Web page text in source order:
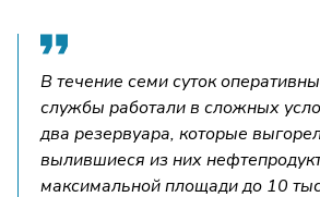
В течение семи суток
службы работали в сложных
два резервуара, которые
вылившиеся из них
максимальной площади до 10